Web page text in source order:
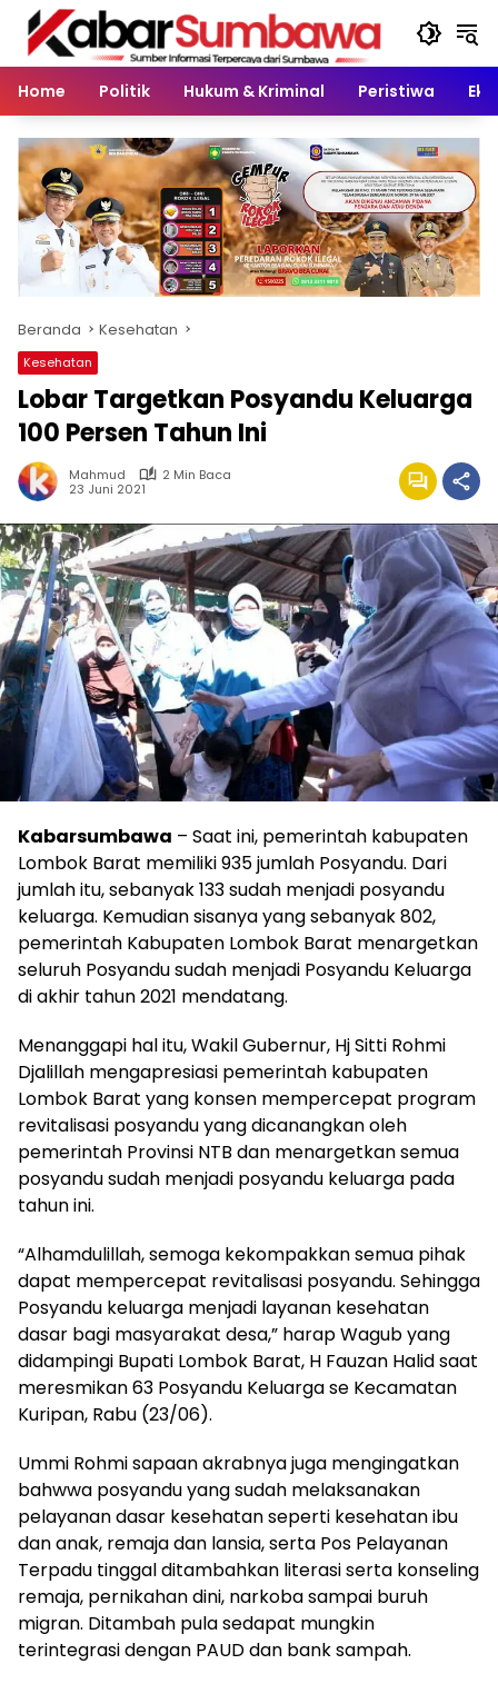
Langsung
konten
Home
Politik Hukum & Kriminal Peristiwa
Beranda Kesehatan
Kesehatan
Lobar Targetkan Posyandu Keluarga
100 Persen Tahun Ini
Mahmud
2 Min Baca
23 Juni 2021
Kabarsumbawa – Saat ini, pemerintah kabupaten
Lombok Barat memiliki 935 jumlah Posyandu. Dari
jumlah itu, sebanyak 133 sudah menjadi posyandu
keluarga. Kemudian sisanya yang sebanyak 802,
pemerintah Kabupaten Lombok Barat menargetkan
seluruh Posyandu sudah menjadi Posyandu Keluarga
di akhir tahun 2021 mendatang.
Menanggapi hal itu, Wakil Gubernur, Hj Sitti Rohmi
Djalillah mengapresiasi pemerintah kabupaten
Lombok Barat yang konsen mempercepat program
revitalisasi posyandu yang dicanangkan oleh
pemerintah Provinsi NTB dan menargetkan semua
posyandu sudah menjadi posyandu keluarga pada
tahun ini.
“Alhamdulillah, semoga kekompakkan semua pihak
dapat mempercepat revitalisasi posyandu. Sehingga
Posyandu keluarga menjadi layanan kesehatan
dasar bagi masyarakat desa,” harap Wagub yang
didampingi Bupati Lombok Barat, H Fauzan Halid saat
meresmikan 63 Posyandu Keluarga se Kecamatan
Kuripan, Rabu (23/06).
Ummi Rohmi sapaan akrabnya juga mengingatkan
bahwwa posyandu yang sudah melaksanakan
pelayanan dasar kesehatan seperti kesehatan ibu
dan anak, remaja dan lansia, serta Pos Pelayanan
Terpadu tinggal ditambahkan literasi serta konseling
remaja, pernikahan dini, narkoba sampai buruh
migran. Ditambah pula sedapat mungkin
terintegrasi dengan PAUD dan bank sampah.